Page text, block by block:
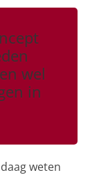
wel
in
weten